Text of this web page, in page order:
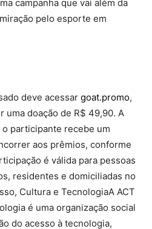
campanha que vai além da
pelo esporte em
deve acessar goat.promo,
uma doação de R$ 49,90. A
o participante recebe um
aos prêmios, conforme
é válida para pessoas
residentes e domiciliadas no
Cultura e TecnologiaA ACT
é uma organização social
do acesso à tecnologia,